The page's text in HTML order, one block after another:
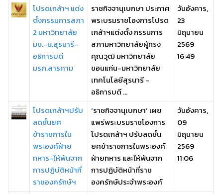
โปรดเกล้าฯ แต่ง
ตั้งกรรมการสภา
2 มหาวิทยาลัย
มข.-ม.สุรนารี-
อธิการบดี
มรภ.สารคาม
ราชกิจจานุเบกษา ประกาศ
พระบรมราชโองการโปรด
เกล้าฯแต่งตั้ง กรรมการ
สภามหาวิทยาลัยผู้ทรง
คุณวุฒิ มหาวิทยาลัย
ขอนแก่น-มหาวิทยาลัย
เทคโนโลยีสุรนารี -
อธิการบดี ...
วันอังคาร,
23
มิถุนายน
2569
16:49
โปรดเกล้าฯปรับ
ลดชั้นยศ
ข้าราชการใน
พระองค์ฝ่าย
ทหาร-ให้พ้นจาก
การปฏิบัติหน้าที่
ราชองครักษ์ฯ
‘ราชกิจจานุเบกษา’ เผย
แพร่พระบรมราชโองการ
โปรดเกล้าฯ ปรับลดชั้น
ยศข้าราชการในพระองค์
ฝ่ายทหาร และให้พ้นจาก
การปฏิบัติหน้าที่ราช
องครักษ์ประจำพระองค์
วันอังคาร,
09
มิถุนายน
2569
11:06